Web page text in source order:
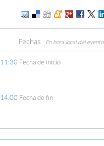
Fechas En hora local del evento
11:30 Fecha de inicio
14:00 Fecha de fin